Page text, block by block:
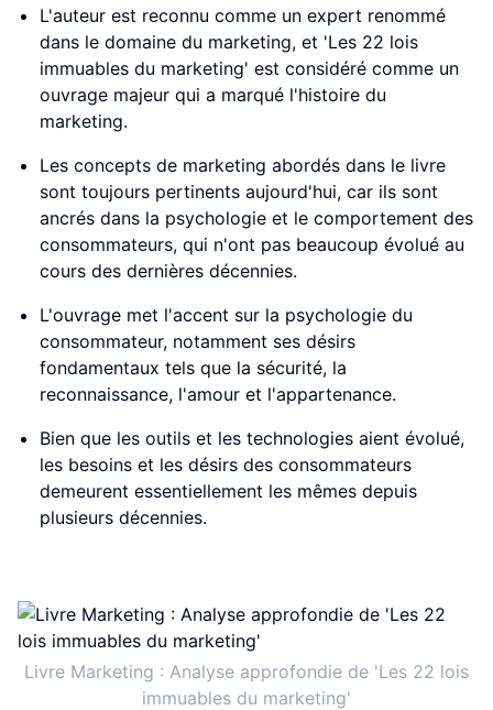
L'auteur est reconnu comme un expert renommé
dans le domaine du marketing, et 'Les 22 lois
immuables du marketing' est considéré comme un
ouvrage majeur qui a marqué l'histoire du
marketing.
Les concepts de marketing abordés dans le livre
sont toujours pertinents aujourd'hui, car ils sont
ancrés dans la psychologie et le comportement des
consommateurs, qui n'ont pas beaucoup évolué au
cours des dernières décennies.
L'ouvrage met l'accent sur la psychologie du
consommateur, notamment ses désirs
fondamentaux tels que la sécurité, la
reconnaissance, l'amour et l'appartenance.
Bien que les outils et les technologies aient évolué,
les besoins et les désirs des consommateurs
demeurent essentiellement les mêmes depuis
plusieurs décennies.
Livre Marketing : Analyse approfondie de 'Les 22 lois
immuables du marketing'